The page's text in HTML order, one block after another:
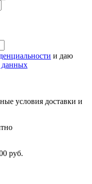
и даю
данных
условия доставки и
руб.